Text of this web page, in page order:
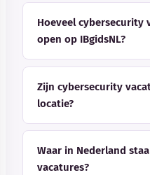
Hoeveel cybersecurity
open op IBgidsNL?
Zijn cybersecurity
locatie?
Waar in Nederland
vacatures?